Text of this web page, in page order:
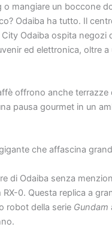
o mangiare un boccone
Odaiba ha tutto. Il
Odaiba ospita negozi
ed elettronica, oltre a
offrono anche terrazze
pausa gourmet in un
che affascina
di Odaiba senza
0. Questa replica a
robot della serie Gundam